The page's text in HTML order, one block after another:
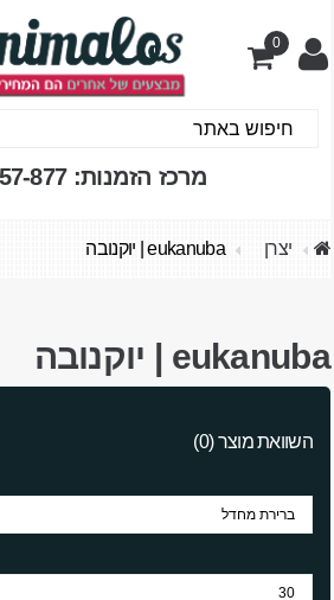
0
מרכז הזמנות: 1700-557-877
יצרן eukanuba | יוקנובה
eukanuba | יוקנובה
השוואת מוצר (0)